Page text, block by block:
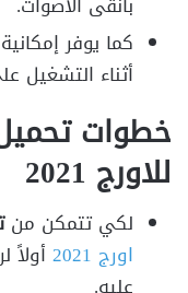
كما يوفر
أثناء التشغيل
خطوات
للاورج 2021
لكي تتمكن من
اورج 2021